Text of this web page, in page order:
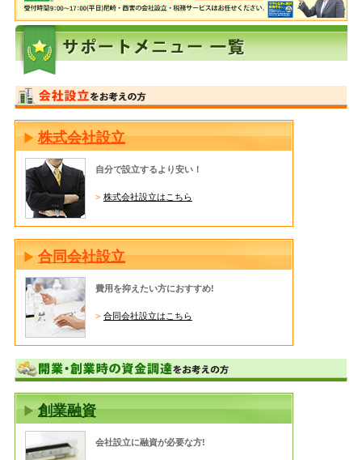
株式会社設立
自分で設立するより安い！
株式会社設立はこちら
合同会社設立
費用を抑えたい方におすすめ!
合同会社設立はこちら
創業融資
会社設立に融資が必要な方!